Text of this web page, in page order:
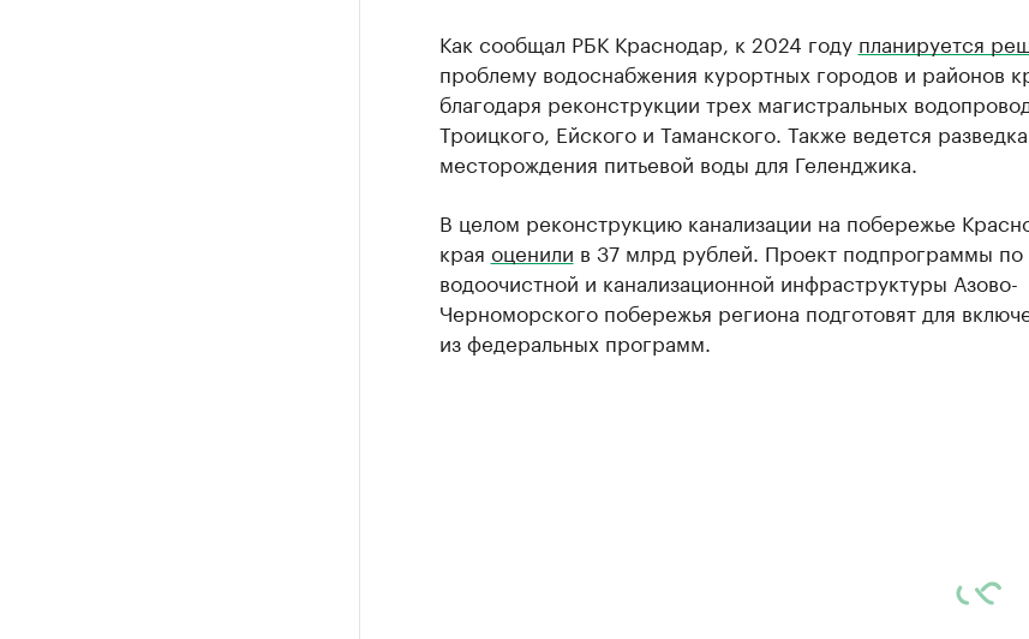
Как сообщал РБК Краснодар, к 2024 году планируется
проблему водоснабжения курортных городов и районов
благодаря реконструкции трех магистральных
Троицкого, Ейского и Таманского. Также ведется
месторождения питьевой воды для Геленджика.
В целом реконструкцию канализации на побережье
края оценили в 37 млрд рублей. Проект подпрограммы по
водоочистной и канализационной инфраструктуры Азово-
Черноморского побережья региона подготовят для
из федеральных программ.